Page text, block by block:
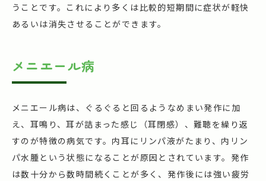
うことです。これにより多くは比較的短期間に症状が軽快
あるいは消失させることができます。
メニエール病
メニエール病は、ぐるぐると回るようなめまい発作に加
え、耳鳴り、耳が詰まった感じ（耳閉感）、難聴を繰り返
すのが特徴の病気です。内耳にリンパ液がたまり、内リン
パ水腫という状態になることが原因とされています。発作
は数十分から数時間続くことが多く、発作後には強い疲労